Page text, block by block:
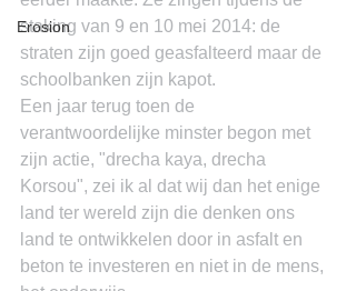
Erosion
staking van 9 en 10 mei 2014: de
straten zijn goed geasfalteerd maar de
schoolbanken zijn kapot.
Een jaar terug toen de
verantwoordelijke minster begon met
zijn actie, "drecha kaya, drecha
Korsou", zei ik al dat wij dan het enige
land ter wereld zijn die denken ons
land te ontwikkelen door in asfalt en
beton te investeren en niet in de mens,